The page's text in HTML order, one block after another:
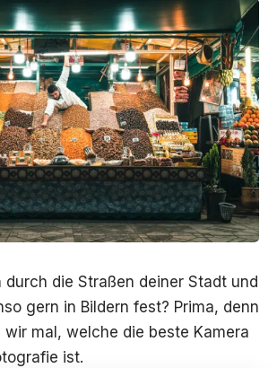
durch die Straßen deiner Stadt und
gern in Bildern fest? Prima, denn
mal, welche die beste Kamera
ist.